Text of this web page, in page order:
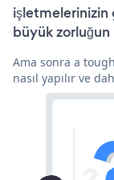
işletmelerinizin
büyük
Ama sonra a
nasıl yapılır ve